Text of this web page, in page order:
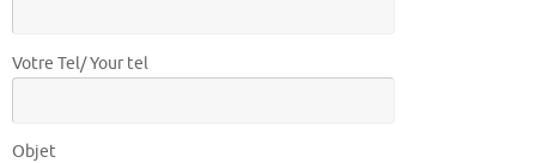
Votre Tel/ Your tel
Objet